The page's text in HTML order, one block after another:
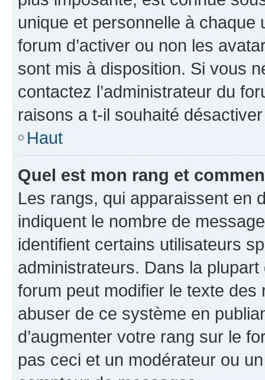
unique et personnelle à chaque
forum d’activer ou non les
sont mis à disposition. Si vous
contactez l’administrateur du
raisons a t-il souhaité
Haut
Quel est mon rang et
Les rangs, qui apparaissent en
indiquent le nombre de
identifient certains utilisateurs
administrateurs. Dans la
forum peut modifier le texte
abuser de ce système en
d’augmenter votre rang sur le
pas ceci et un modérateur ou